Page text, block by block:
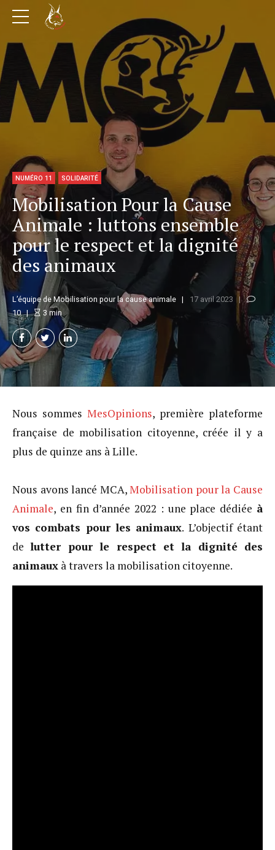
NUMÉRO 11 SOLIDARITÉ
Mobilisation Pour la Cause
Animale : luttons ensemble
pour le respect et la dignité
des animaux
L’équipe de Mobilisation pour la cause animale
17 avril 2023
10
3 min
Nous sommes MesOpinions, première plateforme
française de mobilisation citoyenne, créée il y a
plus de quinze ans à Lille.
Nous avons lancé MCA,Mobilisation pour la Cause
Animale, en fin d’année 2022 : une place dédiée à
vos combats pour les animaux. L’objectif étant
delutter pour le respect et la dignité des
animaux à travers la mobilisation citoyenne.